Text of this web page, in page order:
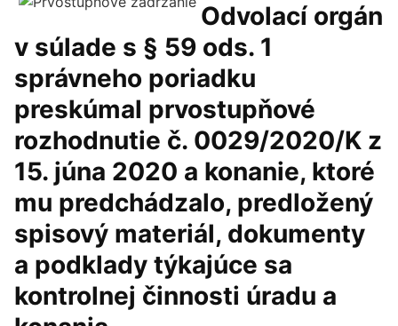
Odvolací orgán
v súlade s § 59 ods. 1
správneho poriadku
preskúmal prvostupňové
rozhodnutie č. 0029/2020/K z
15. júna 2020 a konanie, ktoré
mu predchádzalo, predložený
spisový materiál, dokumenty
a podklady týkajúce sa
kontrolnej činnosti úradu a